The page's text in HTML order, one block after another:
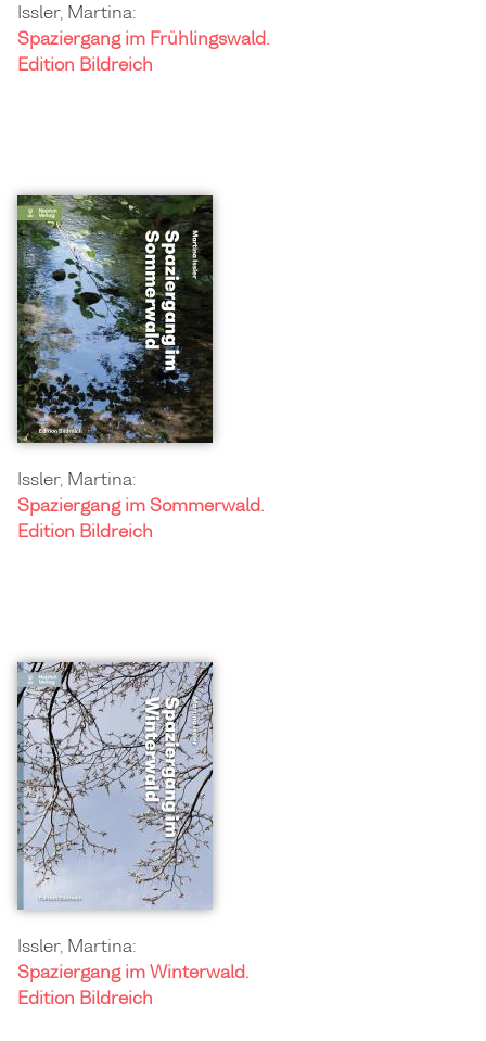
Issler, Martina:
Spaziergang im Frühlingswald.
Edition Bildreich
Issler, Martina:
Spaziergang im Sommerwald.
Edition Bildreich
Issler, Martina:
Spaziergang im Winterwald.
Edition Bildreich